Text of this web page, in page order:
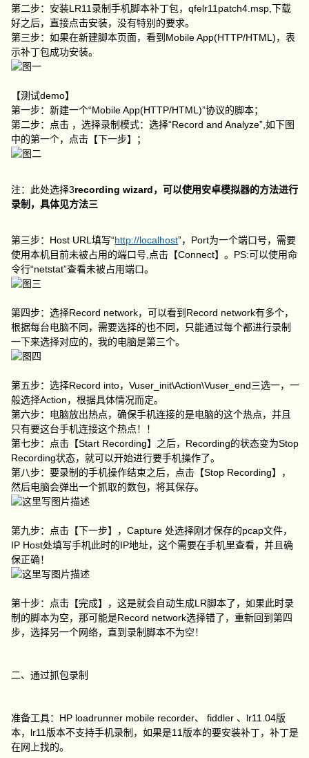
第二步：安装LR11录制手机脚本补丁包，qfelr11patch4.msp,下载
好之后，直接点击安装，没有特别的要求。
第三步：如果在新建脚本页面，看到Mobile App(HTTP/HTML)，表
示补丁包成功安装。
【测试demo】
第一步：新建一个“Mobile App(HTTP/HTML)”协议的脚本；
第二步：点击 ，选择录制模式：选择“Record and Analyze”,如下图
中的第一个，点击【下一步】；
注：此处选择3recording wizard，可以使用安卓模拟器的方法进行
录制，具体见方法三
第三步：Host URL填写“http://localhost”，Port为一个端口号，需要
使用本机目前未被占用的端口号,点击【Connect】。PS:可以使用命
令行“netstat”查看未被占用端口。
第四步：选择Record network，可以看到Record network有多个，
根据每台电脑不同，需要选择的也不同，只能通过每个都进行录制
一下来选择对应的，我的电脑是第三个。
第五步：选择Record into，Vuser_init\Action\Vuser_end三选一，一
般选择Action，根据具体情况而定。
第六步：电脑放出热点，确保手机连接的是电脑的这个热点，并且
只有要这台手机连接这个热点！！
第七步：点击【Start Recording】之后，Recording的状态变为Stop
Recording状态，就可以开始进行要手机操作了。
第八步：要录制的手机操作结束之后，点击【Stop Recording】，
然后电脑会弹出一个抓取的数包，将其保存。
第九步：点击【下一步】，Capture 处选择刚才保存的pcap文件，
IP Host处填写手机此时的IP地址，这个需要在手机里查看，并且确
保正确！
第十步：点击【完成】，这是就会自动生成LR脚本了，如果此时录
制的脚本为空，那可能是Record network选择错了，重新回到第四
步，选择另一个网络，直到录制脚本不为空！
二、通过抓包录制
准备工具：HP loadrunner mobile recorder、 fiddler 、lr11.04版
本，lr11版本不支持手机录制，如果是11版本的要安装补丁，补丁是
在网上找的。